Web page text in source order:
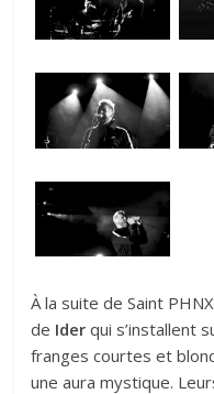
À la suite de Saint
de Ider qui s’installent
franges courtes et
une aura mystique.